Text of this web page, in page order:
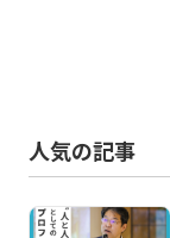
人気の記事